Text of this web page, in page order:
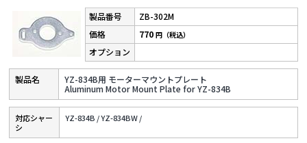
ZB-302M
YZ-834B用 モーターマウントプレート
Aluminum Motor Mount Plate for YZ-834B
770円（税込）
対応シャー
シ
YZ-834B /YZ-834BW /